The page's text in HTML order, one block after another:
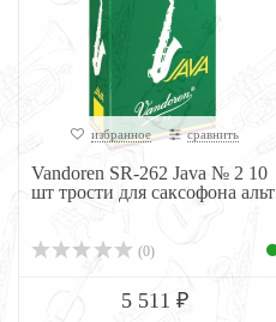
избранное сравнить
Vandoren SR-262 Java № 2 10
шт трости для саксофона альт
(0)
5 511 ₽